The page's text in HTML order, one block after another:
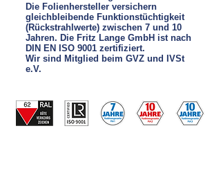
Die Folienhersteller versichern
gleichbleibende Funktionstüchtigkeit
(Rückstrahlwerte) zwischen 7 und 10
Jahren. Die Fritz Lange GmbH ist nach
DIN EN ISO 9001 zertifiziert.
Wir sind Mitglied beim GVZ und IVSt
e.V.